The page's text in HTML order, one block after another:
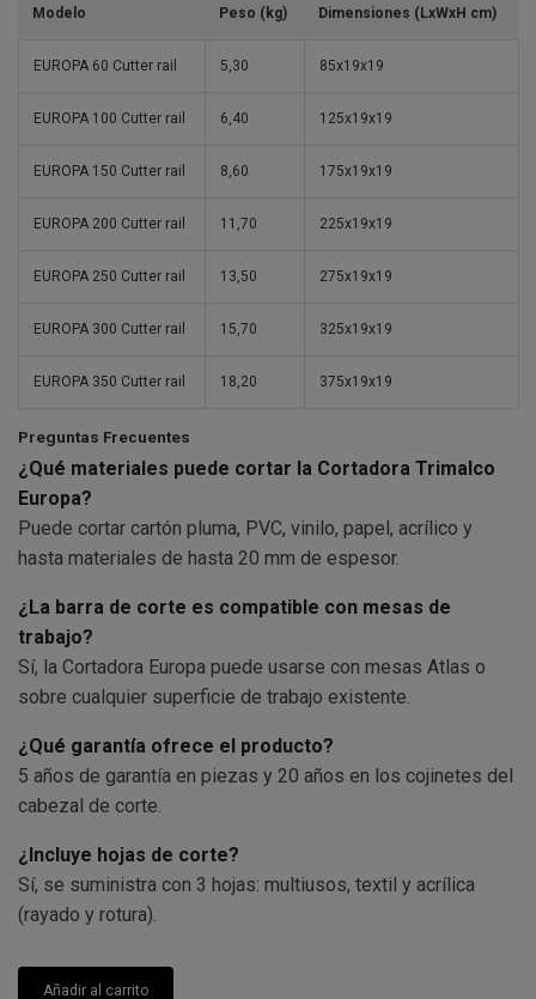
Modelo Peso (kg) Dimensiones (LxWxH cm)
EUROPA 60 Cutter rail 5,30 85x19x19
EUROPA 100 Cutter rail 6,40 125x19x19
EUROPA 150 Cutter rail 8,60 175x19x19
EUROPA 200 Cutter rail 11,70 225x19x19
EUROPA 250 Cutter rail 13,50 275x19x19
EUROPA 300 Cutter rail 15,70 325x19x19
EUROPA 350 Cutter rail 18,20 375x19x19
Preguntas Frecuentes
¿Qué materiales puede cortar la Cortadora Trimalco
Europa?
Puede cortar cartón pluma, PVC, vinilo, papel, acrílico y
hasta materiales de hasta 20 mm de espesor.
¿La barra de corte es compatible con mesas de
trabajo?
Sí, la Cortadora Europa puede usarse con mesas Atlas o
sobre cualquier superficie de trabajo existente.
¿Qué garantía ofrece el producto?
5 años de garantía en piezas y 20 años en los cojinetes del
cabezal de corte.
¿Incluye hojas de corte?
Sí, se suministra con 3 hojas: multiusos, textil y acrílica
(rayado y rotura).
Añadir al carrito